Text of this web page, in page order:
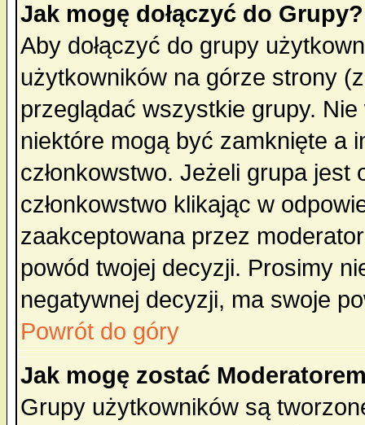
Jak mogę dołączyć do Grupy?
Aby dołączyć do grupy
użytkowników na górze strony
przeglądać wszystkie grupy.
niektóre mogą być zamknięte a
członkowstwo. Jeżeli grupa
członkowstwo klikając w
zaakceptowana przez
powód twojej decyzji. Prosimy
negatywnej decyzji, ma swoje
Powrót do góry
Jak mogę zostać
Grupy użytkowników są